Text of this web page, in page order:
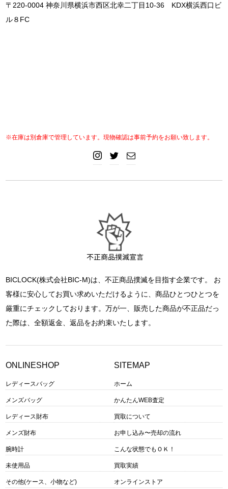
〒220-0004 神奈川県横浜市西区北幸二丁目10-36 KDX横浜西口ビ
ル８FC
※在庫は別倉庫で管理しています。現物確認は事前予約をお願い致します。
BICLOCK(株式会社BIC-M)は、不正商品撲滅を目指す企業です。 お
客様に安心してお買い求めいただけるように、商品ひとつひとつを
厳重にチェックしております。万が一、販売した商品が不正品だっ
た際は、全額返金、返品をお約束いたします。
ONLINESHOP
レディースバッグ
メンズバッグ
レディース財布
メンズ財布
腕時計
未使用品
その他(ケース、小物など)
SITEMAP
ホーム
かんたんWEB査定
買取について
お申し込み〜売却の流れ
こんな状態でもＯＫ！
買取実績
オンラインストア